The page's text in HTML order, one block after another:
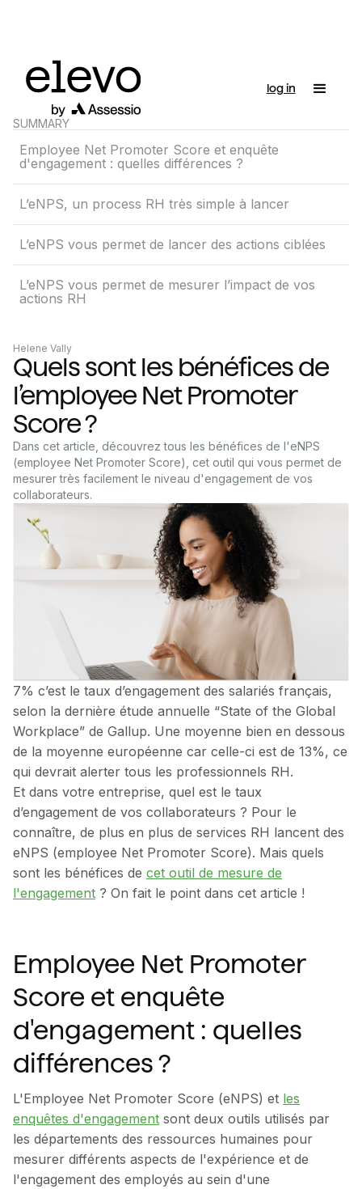
log in
SUMMARY
Employee Net Promoter Score et enquête
d'engagement : quelles différences ?
L’eNPS, un process RH très simple à lancer
L’eNPS vous permet de lancer des actions ciblées
L’eNPS vous permet de mesurer l’impact de vos
actions RH
Helene Vally
Quels sont les bénéfices de
l’employee Net Promoter
Score ?
Dans cet article, découvrez tous les bénéfices de l'eNPS
(employee Net Promoter Score), cet outil qui vous permet de
mesurer très facilement le niveau d'engagement de vos
collaborateurs.
7% c’est le taux d’engagement des salariés français,
selon la dernière étude annuelle “State of the Global
Workplace” de Gallup. Une moyenne bien en dessous
de la moyenne européenne car celle-ci est de 13%, ce
qui devrait alerter tous les professionnels RH.
Et dans votre entreprise, quel est le taux
d’engagement de vos collaborateurs ? Pour le
connaître, de plus en plus de services RH lancent des
eNPS (employee Net Promoter Score). Mais quels
sont les bénéfices de cet outil de mesure de
l'engagement ? On fait le point dans cet article !
Employee Net Promoter
Score et enquête
d'engagement : quelles
différences ?
L'Employee Net Promoter Score (eNPS) et les
enquêtes d'engagement sont deux outils utilisés par
les départements des ressources humaines pour
mesurer différents aspects de l'expérience et de
l'engagement des employés au sein d'une